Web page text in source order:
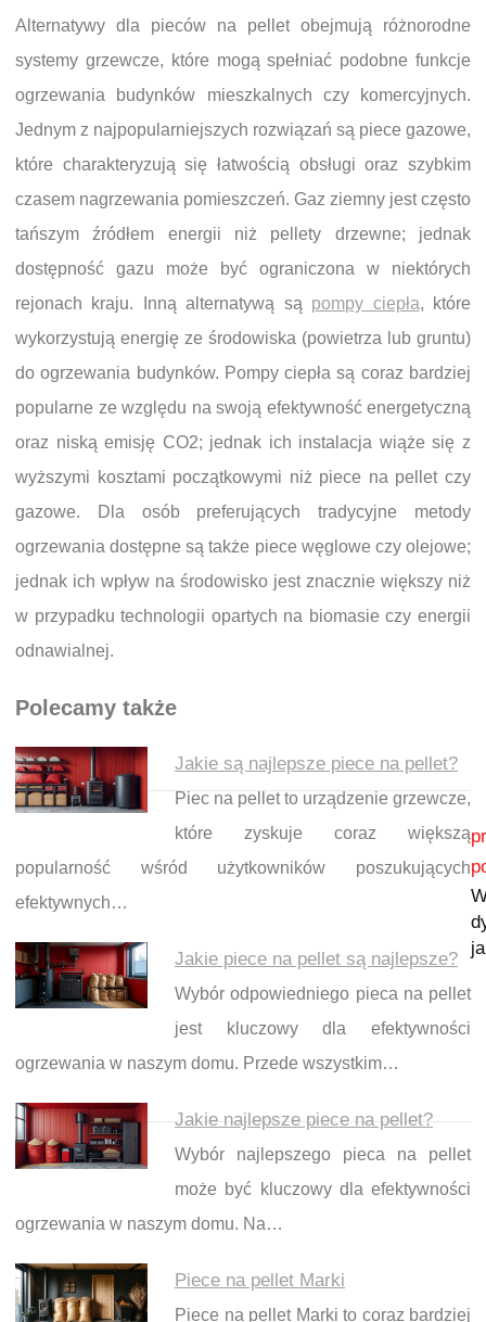
Alternatywy dla pieców na pellet obejmują różnorodne
systemy grzewcze, które mogą spełniać podobne funkcje
ogrzewania budynków mieszkalnych czy komercyjnych.
Jednym z najpopularniejszych rozwiązań są piece gazowe,
które charakteryzują się łatwością obsługi oraz szybkim
czasem nagrzewania pomieszczeń. Gaz ziemny jest często
tańszym źródłem energii niż pellety drzewne; jednak
dostępność gazu może być ograniczona w niektórych
rejonach kraju. Inną alternatywą są pompy ciepła, które
wykorzystują energię ze środowiska (powietrza lub gruntu)
do ogrzewania budynków. Pompy ciepła są coraz bardziej
popularne ze względu na swoją efektywność energetyczną
oraz niską emisję CO2; jednak ich instalacja wiąże się z
wyższymi kosztami początkowymi niż piece na pellet czy
gazowe. Dla osób preferujących tradycyjne metody
ogrzewania dostępne są także piece węglowe czy olejowe;
jednak ich wpływ na środowisko jest znacznie większy niż
w przypadku technologii opartych na biomasie czy energii
odnawialnej.
Polecamy także
Jakie są najlepsze piece na pellet?
Piec na pellet to urządzenie grzewcze,
które zyskuje coraz większą
popularność wśród użytkowników poszukujących
efektywnych…
Jakie piece na pellet są najlepsze?
Wybór odpowiedniego pieca na pellet
jest kluczowy dla efektywności
ogrzewania w naszym domu. Przede wszystkim…
Jakie najlepsze piece na pellet?
Wybór najlepszego pieca na pellet
może być kluczowy dla efektywności
ogrzewania w naszym domu. Na…
Piece na pellet Marki
Piece na pellet Marki to coraz bardziej
Nawigacja wpisu